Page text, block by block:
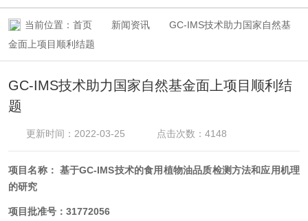
当前位置： 首页 新闻资讯
GC-IMS技术助力国家自然基
金面上项目顺利结题
GC-IMS技术助力国家自然基金面上项目顺利结
题
更新时间：2022-03-25 点击次数：4148
项目名称： 基于GC-IMS技术的食用植物油品质检测方法和应用机理
的研究
项目批准号：31772056